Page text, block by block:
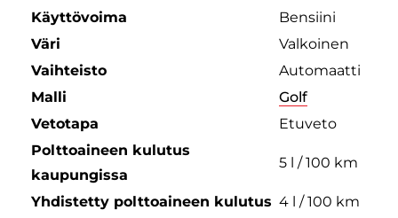
Käyttövoima
Bensiini
Väri
Valkoinen
Vaihteisto
Automaatti
Malli
Golf
Vetotapa
Etuveto
Polttoaineen kulutus
kaupungissa
5 l / 100 km
Yhdistetty polttoaineen kulutus 4 l / 100 km